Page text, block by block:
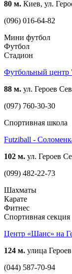
80 м. Киев, ул.
(096) 016-64-82
Мини футбол
Футбол
Стадион
Футбольный
88 м. ул. Героев
(097) 760-30-30
Спортивная школа
Futziball -
102 м. ул. Героев
(099) 482-22-73
Шахматы
Карате
Фитнес
Спортивная секция
Центр «Шанс» на
124 м. улица
(044) 587-70-94